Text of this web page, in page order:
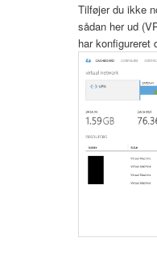
Tilføjer du ikke
sådan her ud
har konfigureret